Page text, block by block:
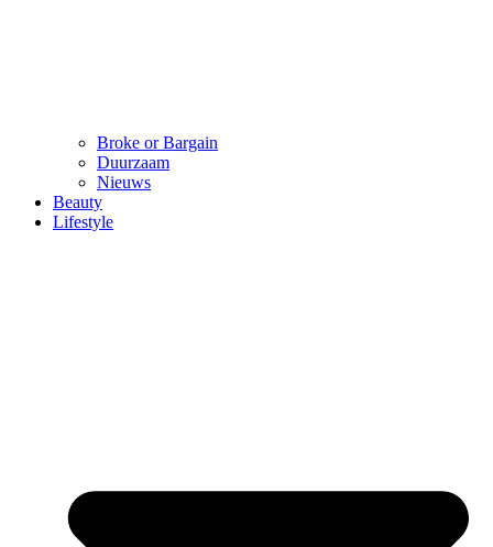
Broke or Bargain
Duurzaam
Nieuws
Beauty
Lifestyle